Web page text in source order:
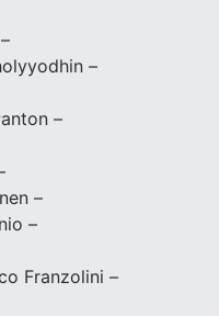
–
–
–
–
Franzolini –